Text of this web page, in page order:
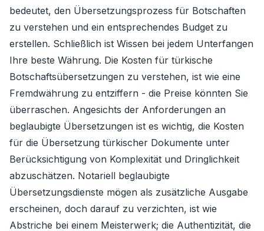
bedeutet, den Übersetzungsprozess für Botschaften
zu verstehen und ein entsprechendes Budget zu
erstellen. Schließlich ist Wissen bei jedem Unterfangen
Ihre beste Währung. Die Kosten für türkische
Botschaftsübersetzungen zu verstehen, ist wie eine
Fremdwährung zu entziffern - die Preise könnten Sie
überraschen. Angesichts der Anforderungen an
beglaubigte Übersetzungen ist es wichtig, die Kosten
für die Übersetzung türkischer Dokumente unter
Berücksichtigung von Komplexität und Dringlichkeit
abzuschätzen. Notariell beglaubigte
Übersetzungsdienste mögen als zusätzliche Ausgabe
erscheinen, doch darauf zu verzichten, ist wie
Abstriche bei einem Meisterwerk; die Authentizität, die